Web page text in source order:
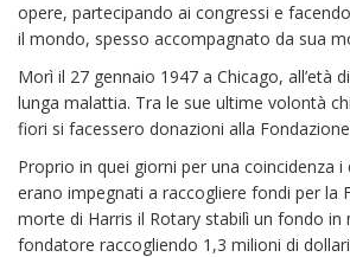
opere, partecipando ai congressi e
il mondo, spesso accompagnato da sua
Morì il 27 gennaio 1947 a Chicago, all’età
lunga malattia. Tra le sue ultime volontà
fiori si facessero donazioni alla
Proprio in quei giorni per una coincidenza i
erano impegnati a raccogliere fondi per la
morte di Harris il Rotary stabilì un fondo in
fondatore raccogliendo 1,3 milioni di